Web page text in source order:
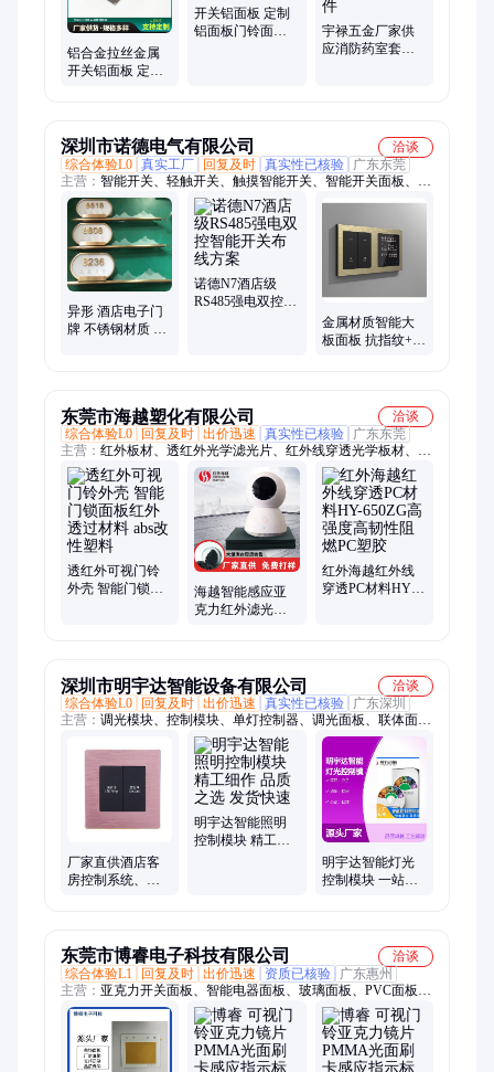
铝合金拉丝金属
开关铝面板 定制
开关铝面板 定制
铝面板门铃面板
宇禄五金厂家供
应消防药室套筒
深圳市诺德电气有限公司
洽谈
综合体验L0 真实工厂 回复及时 真实性已核验
广东东莞
主营： 智能开关、轻触开关、触摸智能开关、智能开关面板、双
控开关面板、金属拉丝面板、楼宇智能开关、空调智能开关、酒
店智能开关、智能触摸开关、酒店开关
异形 酒店电子门
牌 不锈钢材质 门
诺德N7酒店级
RS485强电双控智
金属材质智能大
板面板 抗指纹+耐
东莞市海越塑化有限公司
洽谈
综合体验L0
回复及时 出价迅速 真实性已核验
广东东莞
主营： 红外板材、透红外光学滤光片、红外线穿透光学板材、智
能感应面板、红外线穿透PMMA材料、红外线穿透PC材料、安
防摄像头外壳
透红外可视门铃
外壳 智能门锁面
海越智能感应亚
克力红外滤光板
红外海越红外线
穿透PC材料HY-
深圳市明宇达智能设备有限公司
洽谈
综合体验L0
回复及时 出价迅速 真实性已核验
广东深圳
主营： 调光模块、控制模块、单灯控制器、调光面板、联体面
板、路灯定时器、智慧路灯系统、大功率调光箱、智能照明控制
模块、智能照明控制系统、智能照明控制器、继电器开关模块、
灯光控制模块、灯光控制系统、酒店客房控制系统、RCU酒店客
控一体机、RCU酒店客控系统、酒店客房控制器、继电器控制模
块、4路智能照明控制模块、六路智能照明控制模块、8路智能照
明控制模块、12路智能照明控制模块、二路智能照明模块、灯控
系统
厂家直供酒店客
房控制系统、客
明宇达智能照明
控制模块 精工细
明宇达智能灯光
控制模块 一站式
东莞市博睿电子科技有限公司
洽谈
综合体验L1
回复及时 出价迅速 资质已核验
广东惠州
主营： 亚克力开关面板、智能电器面板、玻璃面板、PVC面板镜
片、PET薄膜面板、PC亚克力面板、LED显示面板、PMMA镜
片、PC镜片、亚克力镜片